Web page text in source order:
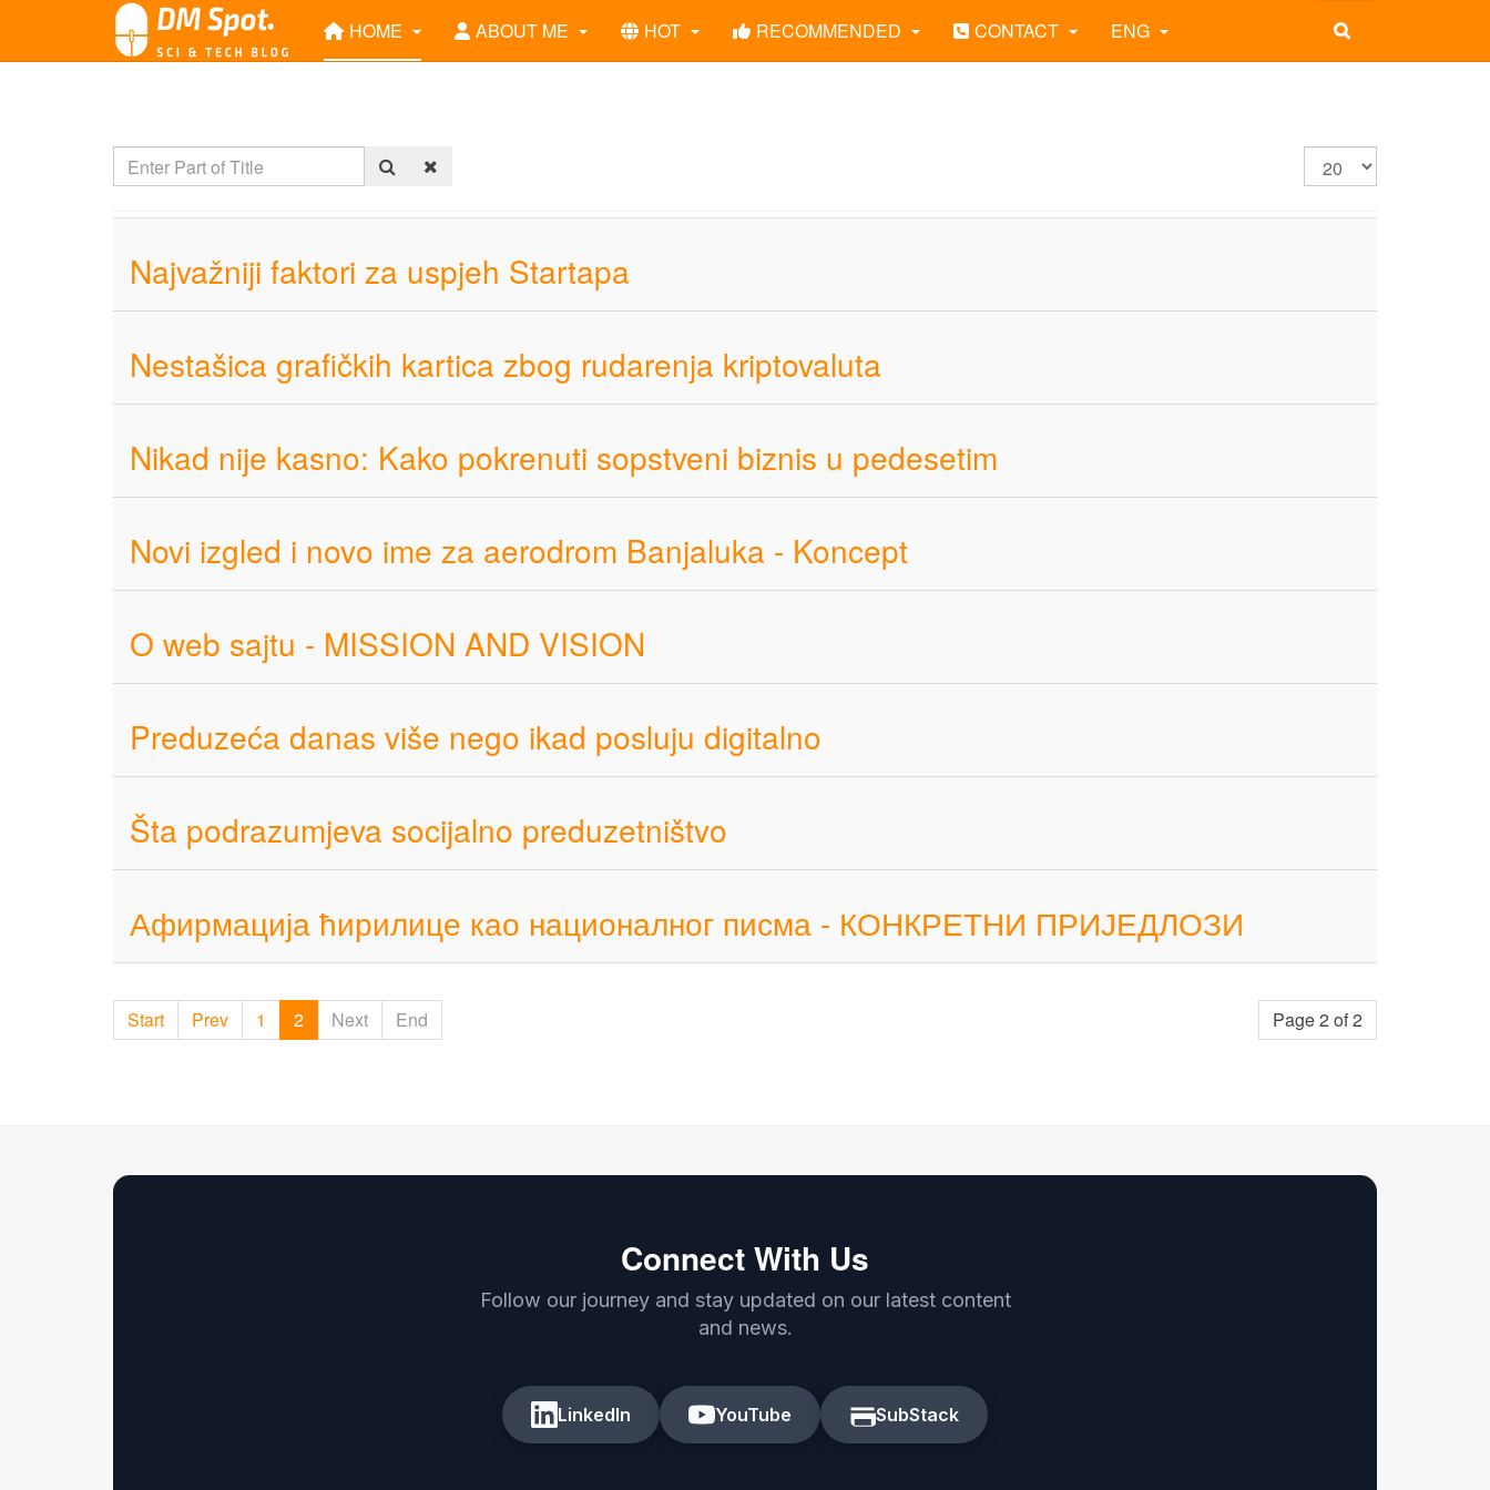
HOME ABOUT ME HOT RECOMMENDED CONTACT ENG
Najvažniji faktori za uspjeh Startapa
Nestašica grafičkih kartica zbog rudarenja kriptovaluta
Nikad nije kasno: Kako pokrenuti sopstveni biznis u pedesetim
Novi izgled i novo ime za aerodrom Banjaluka - Koncept
O web sajtu - MISSION AND VISION
Preduzeća danas više nego ikad posluju digitalno
Šta podrazumjeva socijalno preduzetništvo
Афирмација ћирилице као националног писма - КОНКРЕТНИ ПРИЈЕДЛОЗИ
Page 2 of 2
Start Prev 1 2 Next End
Connect With Us
Follow our journey and stay updated on our latest content
and news.
LinkedIn YouTube SubStack